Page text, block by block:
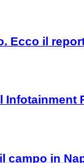
Ecco il
Infotainment
campo in